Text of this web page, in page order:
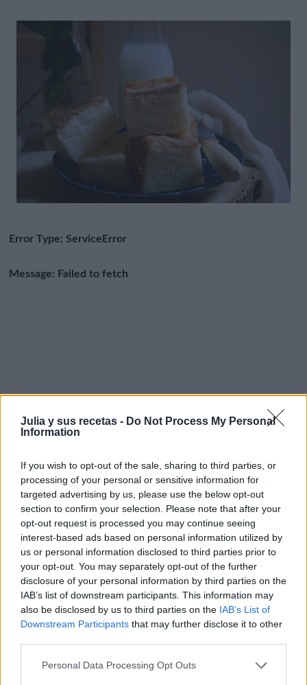
Julia y sus recetas - Do Not Process My Personal
Information
If you wish to opt-out of the sale, sharing to third parties, or
processing of your personal or sensitive information for
targeted advertising by us, please use the below opt-out
section to confirm your selection. Please note that after your
opt-out request is processed you may continue seeing
interest-based ads based on personal information utilized by
us or personal information disclosed to third parties prior to
your opt-out. You may separately opt-out of the further
disclosure of your personal information by third parties on the
IAB’s list of downstream participants. This information may
also be disclosed by us to third parties on the IAB’s List of
Downstream Participants that may further disclose it to other
Personal Data Processing Opt Outs
Facebook
Pinea esta receta
Imprime esta receta
Receta guardada en : bizcochos ,celiacos
Entrada más reciente Entrada antigua